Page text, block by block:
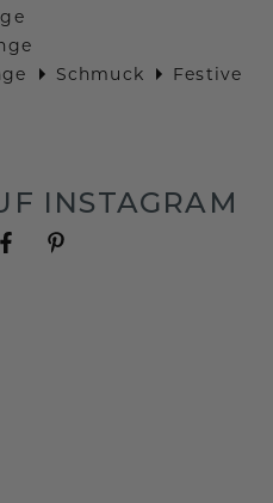
Schmuck Festive
INSTAGRAM